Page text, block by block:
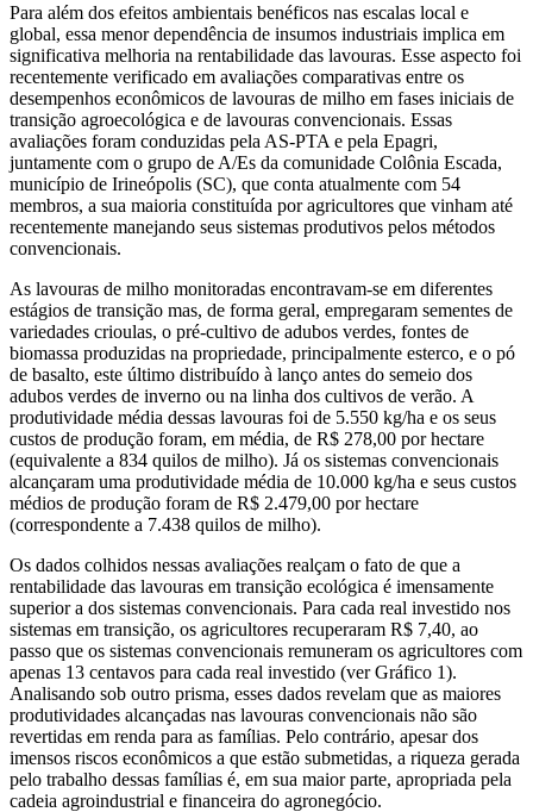
Para além dos efeitos ambientais benéficos nas escalas local e
global, essa menor dependência de insumos industriais implica em
significativa melhoria na rentabilidade das lavouras. Esse aspecto foi
recentemente verificado em avaliações comparativas entre os
desempenhos econômicos de lavouras de milho em fases iniciais de
transição agroecológica e de lavouras convencionais. Essas
avaliações foram conduzidas pela AS-PTA e pela Epagri,
juntamente com o grupo de A/Es da comunidade Colônia Escada,
município de Irineópolis (SC), que conta atualmente com 54
membros, a sua maioria constituída por agricultores que vinham até
recentemente manejando seus sistemas produtivos pelos métodos
convencionais.
As lavouras de milho monitoradas encontravam-se em diferentes
estágios de transição mas, de forma geral, empregaram sementes de
variedades crioulas, o pré-cultivo de adubos verdes, fontes de
biomassa produzidas na propriedade, principalmente esterco, e o pó
de basalto, este último distribuído à lanço antes do semeio dos
adubos verdes de inverno ou na linha dos cultivos de verão. A
produtividade média dessas lavouras foi de 5.550 kg/ha e os seus
custos de produção foram, em média, de R$ 278,00 por hectare
(equivalente a 834 quilos de milho). Já os sistemas convencionais
alcançaram uma produtividade média de 10.000 kg/ha e seus custos
médios de produção foram de R$ 2.479,00 por hectare
(correspondente a 7.438 quilos de milho).
Os dados colhidos nessas avaliações realçam o fato de que a
rentabilidade das lavouras em transição ecológica é imensamente
superior a dos sistemas convencionais. Para cada real investido nos
sistemas em transição, os agricultores recuperaram R$ 7,40, ao
passo que os sistemas convencionais remuneram os agricultores com
apenas 13 centavos para cada real investido (ver Gráfico 1).
Analisando sob outro prisma, esses dados revelam que as maiores
produtividades alcançadas nas lavouras convencionais não são
revertidas em renda para as famílias. Pelo contrário, apesar dos
imensos riscos econômicos a que estão submetidas, a riqueza gerada
pelo trabalho dessas famílias é, em sua maior parte, apropriada pela
cadeia agroindustrial e financeira do agronegócio.